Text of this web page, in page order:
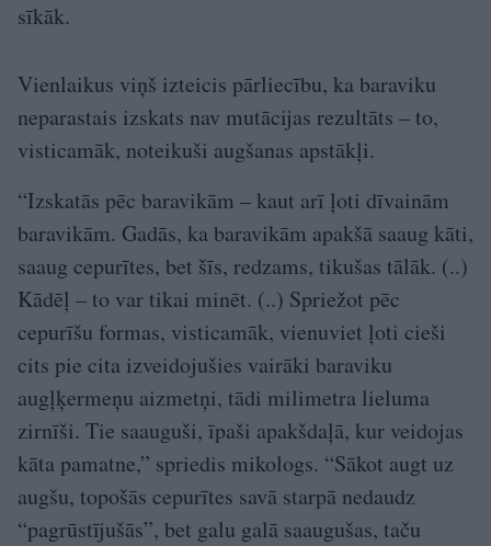
sīkāk.
Vienlaikus viņš izteicis pārliecību, ka baraviku
neparastais izskats nav mutācijas rezultāts – to,
visticamāk, noteikuši augšanas apstākļi.
“Izskatās pēc baravikām – kaut arī ļoti dīvainām
baravikām. Gadās, ka baravikām apakšā saaug kāti,
saaug cepurītes, bet šīs, redzams, tikušas tālāk. (..)
Kādēļ – to var tikai minēt. (..) Spriežot pēc
cepurīšu formas, visticamāk, vienuviet ļoti cieši
cits pie cita izveidojušies vairāki baraviku
augļķermeņu aizmetņi, tādi milimetra lieluma
zirnīši. Tie saauguši, īpaši apakšdaļā, kur veidojas
kāta pamatne,” spriedis mikologs. “Sākot augt uz
augšu, topošās cepurītes savā starpā nedaudz
“pagrūstījušās”, bet galu galā saaugušas, taču